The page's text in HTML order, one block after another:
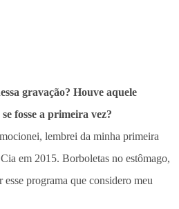
gravação? Houve aquele
fosse a primeira vez?
lembrei da minha primeira
em 2015. Borboletas no estômago,
programa que considero meu